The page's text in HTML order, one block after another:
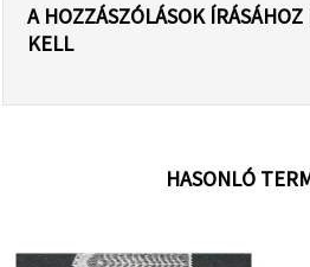
A HOZZÁSZÓLÁSOK
KELL
HASONLÓ